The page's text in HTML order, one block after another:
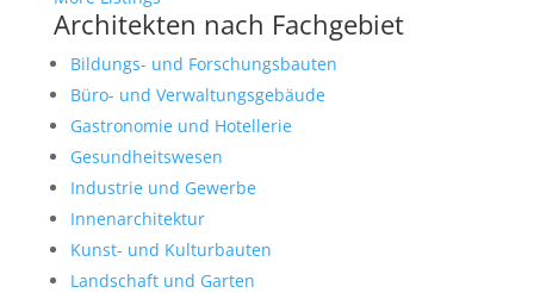
Architekten nach Fachgebiet
Bildungs- und Forschungsbauten
Büro- und Verwaltungsgebäude
Gastronomie und Hotellerie
Gesundheitswesen
Industrie und Gewerbe
Innenarchitektur
Kunst- und Kulturbauten
Landschaft und Garten